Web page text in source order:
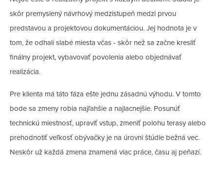
skôr premyslený návrhový medzistupeň medzi prvou
predstavou a projektovou dokumentáciou. Jej hodnota je v
tom, že odhalí slabé miesta včas - skôr než sa začne kresliť
finálny projekt, vybavovať povolenia alebo objednávať
realizácia.
Pre klienta má táto fáza ešte jednu zásadnú výhodu. V tomto
bode sa zmeny robia najľahšie a najlacnejšie. Posunúť
technickú miestnosť, upraviť vstup, zmeniť polohu terasy alebo
prehodnotiť veľkosť obývačky je na úrovni štúdie bežná vec.
Neskôr už každá zmena znamená viac práce, času aj peňazí.